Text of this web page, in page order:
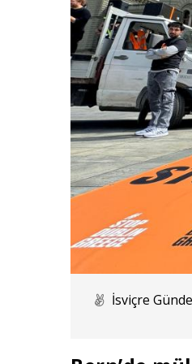
İsviçre